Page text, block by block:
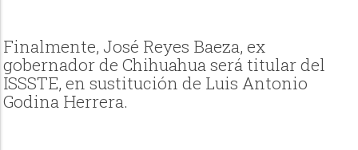
Finalmente, José Reyes Baeza, ex
gobernador de Chihuahua será titular del
ISSSTE, en sustitución de Luis Antonio
Godina Herrera.